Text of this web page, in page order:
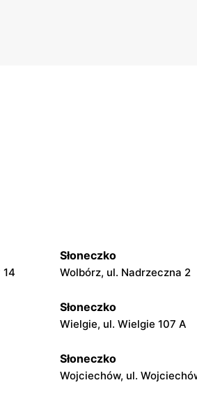
14
Słoneczko
Wolbórz, ul. Nadrzeczna 2
Słoneczko
Wielgie, ul. Wielgie 107 A
Słoneczko
Wojciechów, ul.